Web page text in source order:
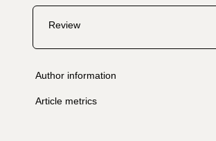
Review
Author information
Article metrics